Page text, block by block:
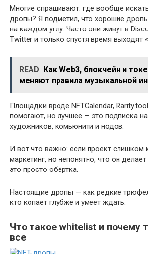
Многие спрашивают: где вообще
дропы? Я подметил, что хорошие
на каждом углу. Часто они живут в
Twitter и только спустя время выходят
READ Как Web3, блокчейн и
меняют правила музыкальной
Площадки вроде NFTCalendar,
помогают, но лучшее — это подписка
художников, комьюнити и нодов.
И вот что важно: если проект слишком
маркетинг, но непонятно, что он
это просто обёртка.
Настоящие дропы — как редкие
кто копает глубже и умеет ждать.
Что такое whitelist и почему
все